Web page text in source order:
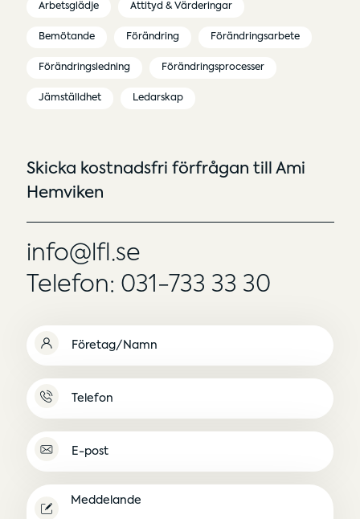
Arbetsglädje Attityd & Värderingar
Bemötande Förändring Förändringsarbete
Förändringsledning Förändringsprocesser
Jämställdhet Ledarskap
Skicka kostnadsfri förfrågan till Ami
Hemviken
info@lfl.se
Telefon: 031-733 33 30
Namn
(Obligatoriskt)
Namnlös
E-
post
(Obligatoriskt)
Meddelande